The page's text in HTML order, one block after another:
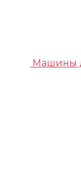
Машины